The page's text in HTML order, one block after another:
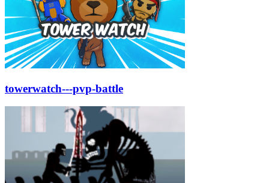
towerwatch---pvp-battle